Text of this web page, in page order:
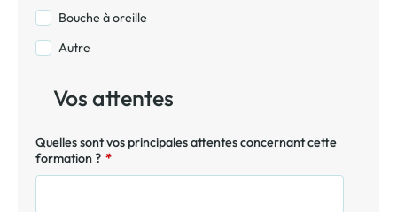
Bouche à oreille
Autre
Vos attentes
Quelles sont vos principales attentes concernant cette
formation ? *